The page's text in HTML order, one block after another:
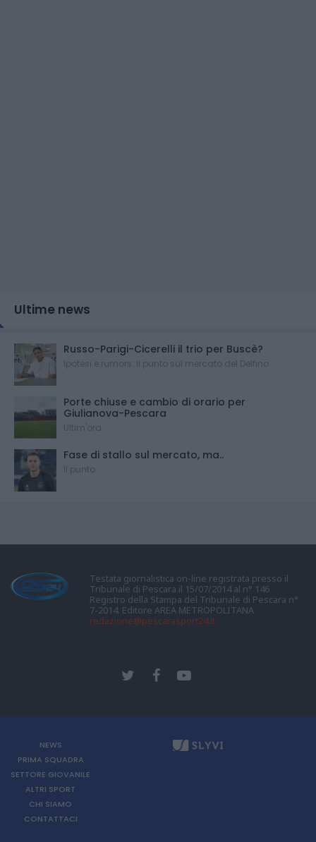
Ultime news
Russo-Parigi-Cicerelli il trio per Buscè?
Ipotesi e rumors: il punto sul mercato del Delfino
Porte chiuse e cambio di orario per
Giulianova-Pescara
Ultim'ora
Fase di stallo sul mercato, ma..
Il punto
Testata giornalistica on-line registrata presso il
Tribunale di Pescara il 15/07/2014 al n° 146
Registro della Stampa del Tribunale di Pescara n°
7-2014. Editore AREA METROPOLITANA
redazione@pescarasport24.it
NEWS
PRIMA SQUADRA
SETTORE GIOVANILE
ALTRI SPORT
CHI SIAMO
CONTATTACI